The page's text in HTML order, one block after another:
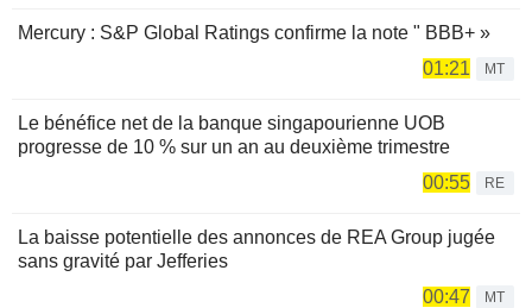
Mercury : S&P Global Ratings confirme la note " BBB+ »
01:21
MT
Le bénéfice net de la banque singapourienne UOB
progresse de 10 % sur un an au deuxième trimestre
00:55
RE
La baisse potentielle des annonces de REA Group jugée
sans gravité par Jefferies
00:47
MT